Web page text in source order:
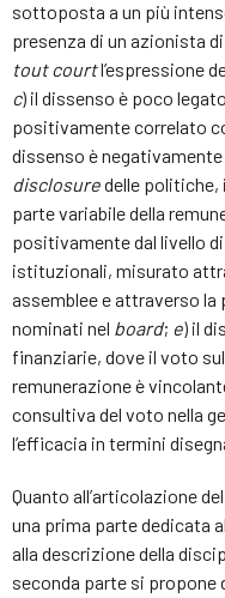
sottoposta a un più
presenza di un azionista
tout courtl’espressione
c) il dissenso è poco
positivamente correlato
dissenso è
disclosuredelle politiche,
parte variabile della
positivamente dal livello
istituzionali, misurato
assemblee e attraverso
nominati nel board; e) il
finanziarie, dove il voto
remunerazione è
consultiva del voto nella
l’efficacia in termini
Quanto all’articolazione
una prima parte dedicata
alla descrizione della
seconda parte si propone